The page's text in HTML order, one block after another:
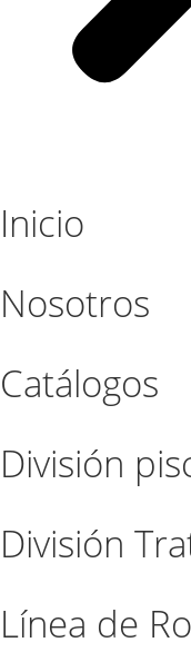
Inicio
Nosotros
Catálogos
División
División
Línea de